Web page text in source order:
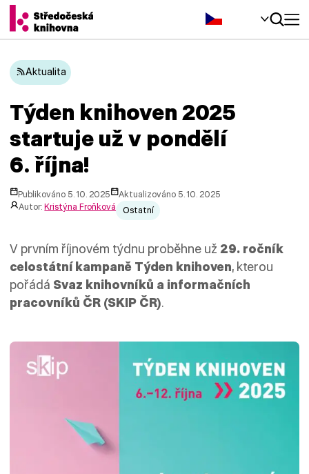
Čeština‎
Aktualita
Týden knihoven 2025
startuje už v pondělí
6. října!
Publikováno 5. 10. 2025
Aktualizováno 5. 10. 2025
Autor:Kristýna Froňková Ostatní
V prvním říjnovém týdnu proběhne už29. ročník
celostátní kampaně Týden knihoven, kterou
pořádá Svaz knihovníků a informačních
pracovníků ČR (SKIP ČR).